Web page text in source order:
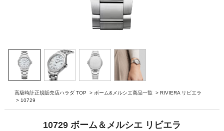
高級時計正規販売店ハラダ TOP > ボーム&メルシエ商品一覧 > RIVIERA リビエラ
> 10729
10729 ボーム＆メルシエ リビエラ